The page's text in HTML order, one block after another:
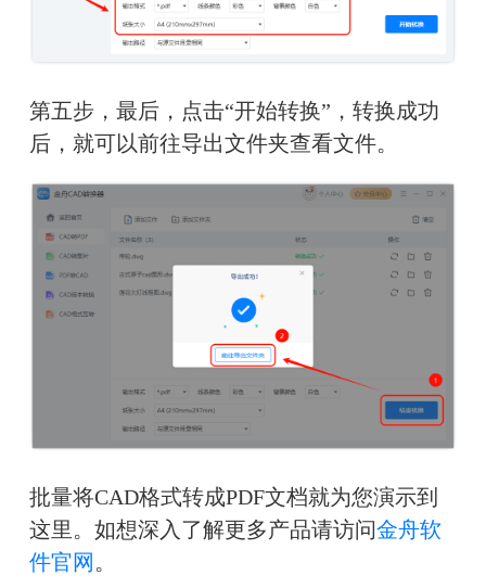
第五步，最后，点击“开始转换”，转换成功
后，就可以前往导出文件夹查看文件。
批量将CAD格式转成PDF文档就为您演示到
这里。 如想深入了解更多产品请访问金舟软
件官网。